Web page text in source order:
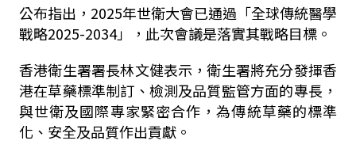
公布指出，2025年世衛大會已通過「全球傳統醫學
戰略2025-2034」，此次會議是落實其戰略目標。
香港衛生署署長林文健表示，衛生署將充分發揮香
港在草藥標準制訂、檢測及品質監管方面的專長，
與世衛及國際專家緊密合作，為傳統草藥的標準
化、安全及品質作出貢獻。